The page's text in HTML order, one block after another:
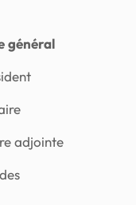
général
adjointe